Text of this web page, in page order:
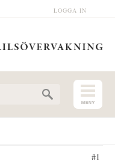
LOGGA IN
#1